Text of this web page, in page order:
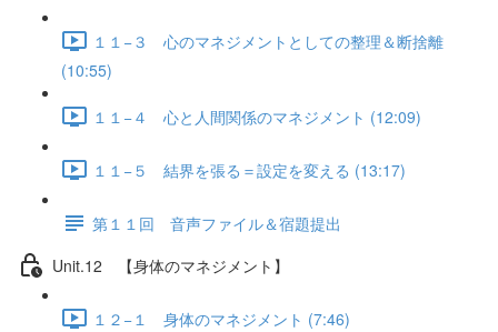
１１−３ 心のマネジメントとしての整理＆断捨離
(10:55)
１１−４ 心と人間関係のマネジメント (12:09)
１１−５ 結界を張る＝設定を変える (13:17)
第１１回 音声ファイル＆宿題提出
Unit.12 【身体のマネジメント】
１２−１ 身体のマネジメント (7:46)